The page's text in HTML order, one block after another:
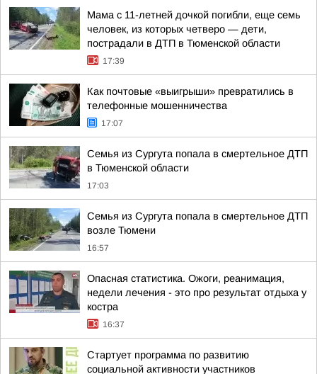
Мама с 11-летней дочкой погибли, еще семь
человек, из которых четверо — дети,
пострадали в ДТП в Тюменской области
17:39
Как почтовые «выигрыши» превратились в
телефонные мошенничества
17:07
Семья из Сургута попала в смертельное ДТП
в Тюменской области
17:03
Семья из Сургута попала в смертельное ДТП
возле Тюмени
16:57
Опасная статистика. Ожоги, реанимация,
недели лечения - это про результат отдыха у
костра
16:37
Стартует программа по развитию
социальной активности участников